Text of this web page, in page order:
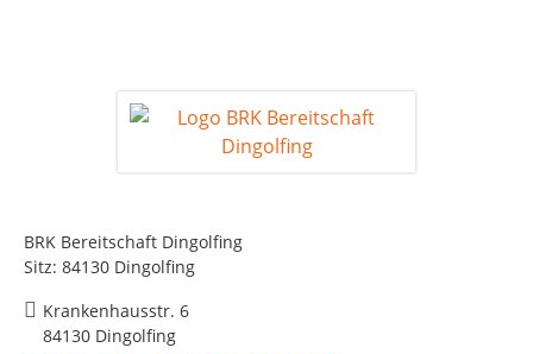
BRK Bereitschaft Dingolfing
Sitz: 84130 Dingolfing
Krankenhausstr. 6
84130 Dingolfing